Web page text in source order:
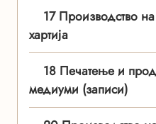
17 Производство
хартија
18 Печатење и
медиуми (записи)